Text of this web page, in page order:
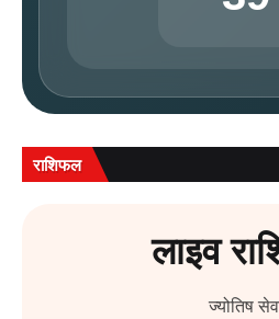
राशिफल
लाइव
ज्योतिष